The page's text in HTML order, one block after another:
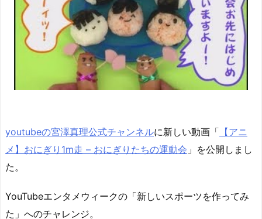
youtubeの宮澤真理公式チャンネルに新しい動画「 【アニ
メ】おにぎり1m走 – おにぎりたちの運動会 」を公開しまし
た。
YouTubeエンタメウィークの「新しいスポーツを作ってみ
た」へのチャレンジ。